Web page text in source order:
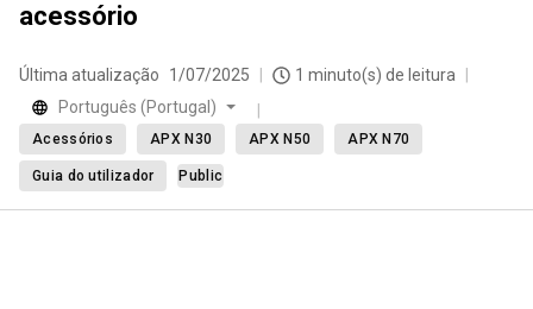
acessório
Última atualização 1/07/2025
1 minuto(s) de leitura
Português (Portugal)
Acessórios APX N30 APX N50 APX N70
Guia do utilizador Public